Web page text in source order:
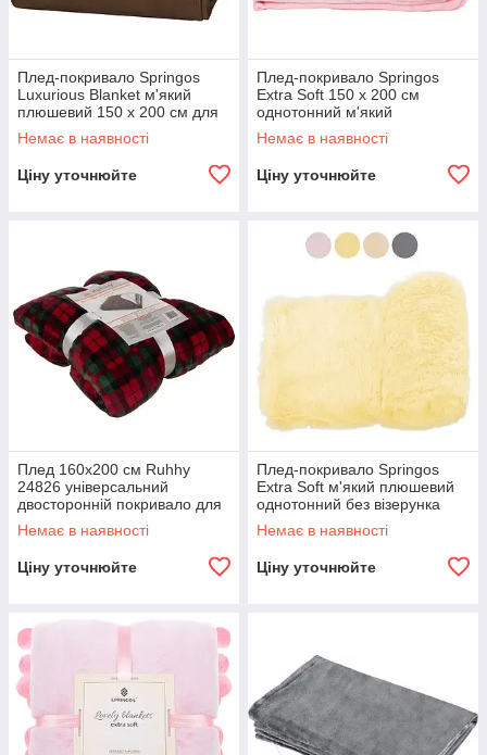
Плед-покривало Springos
Luxurious Blanket м'який
плюшевий 150 x 200 см для
дому R_1889
Немає в наявності
Ціну уточнюйте
Плед-покривало Springos
Extra Soft 150 x 200 см
однотонний м'який
плюшевий для дому дачі
Рожевий2 R_1906
Немає в наявності
Ціну уточнюйте
Плед 160x200 см Ruhhy
24826 універсальний
двосторонній покривало для
дому офісу R_2486
Немає в наявності
Ціну уточнюйте
Плед-покривало Springos
Extra Soft м'який плюшевий
однотонний без візерунка
200 x 220 см для дому дачі
Жовтий
Немає в наявності
Ціну уточнюйте